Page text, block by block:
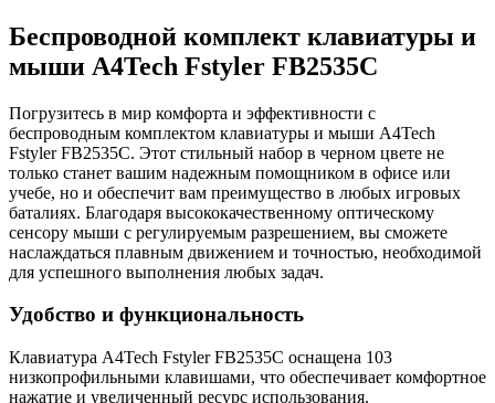
Беспроводной комплект клавиатуры и
мыши A4Tech Fstyler FB2535C
Погрузитесь в мир комфорта и эффективности с
беспроводным комплектом клавиатуры и мыши A4Tech
Fstyler FB2535C. Этот стильный набор в черном цвете не
только станет вашим надежным помощником в офисе или
учебе, но и обеспечит вам преимущество в любых игровых
баталиях. Благодаря высококачественному оптическому
сенсору мыши с регулируемым разрешением, вы сможете
наслаждаться плавным движением и точностью, необходимой
для успешного выполнения любых задач.
Удобство и функциональность
Клавиатура A4Tech Fstyler FB2535C оснащена 103
низкопрофильными клавишами, что обеспечивает комфортное
нажатие и увеличенный ресурс использования.